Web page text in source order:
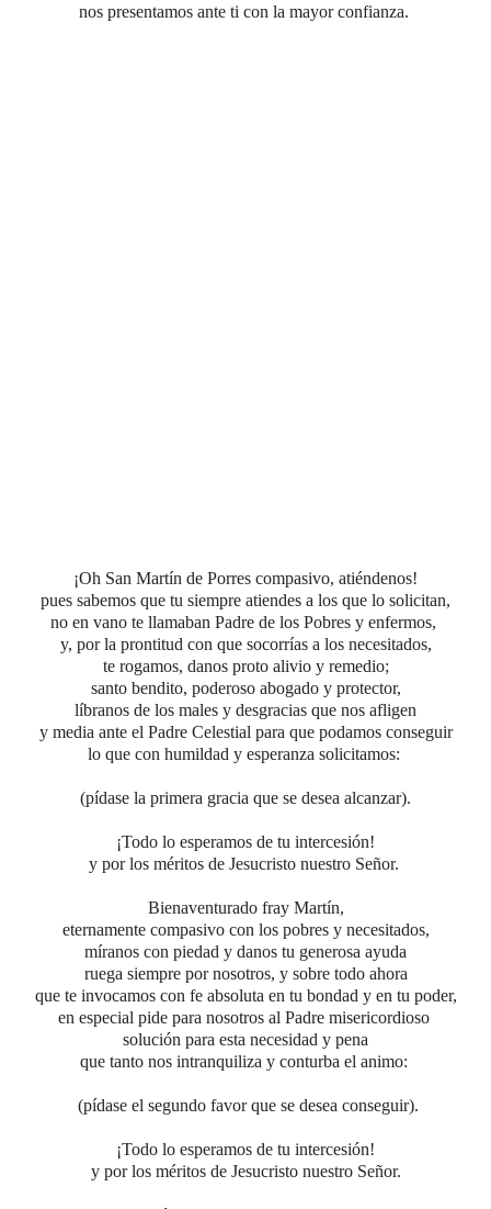
nos presentamos ante ti con la mayor confianza.
¡Oh San Martín de Porres compasivo, atiéndenos!
pues sabemos que tu siempre atiendes a los que lo solicitan,
no en vano te llamaban Padre de los Pobres y enfermos,
y, por la prontitud con que socorrías a los necesitados,
te rogamos, danos proto alivio y remedio;
santo bendito, poderoso abogado y protector,
líbranos de los males y desgracias que nos afligen
y media ante el Padre Celestial para que podamos conseguir
lo que con humildad y esperanza solicitamos:
(pídase la primera gracia que se desea alcanzar).
¡Todo lo esperamos de tu intercesión!
y por los méritos de Jesucristo nuestro Señor.
Bienaventurado fray Martín,
eternamente compasivo con los pobres y necesitados,
míranos con piedad y danos tu generosa ayuda
ruega siempre por nosotros, y sobre todo ahora
que te invocamos con fe absoluta en tu bondad y en tu poder,
en especial pide para nosotros al Padre misericordioso
solución para esta necesidad y pena
que tanto nos intranquiliza y conturba el animo:
(pídase el segundo favor que se desea conseguir).
¡Todo lo esperamos de tu intercesión!
y por los méritos de Jesucristo nuestro Señor.